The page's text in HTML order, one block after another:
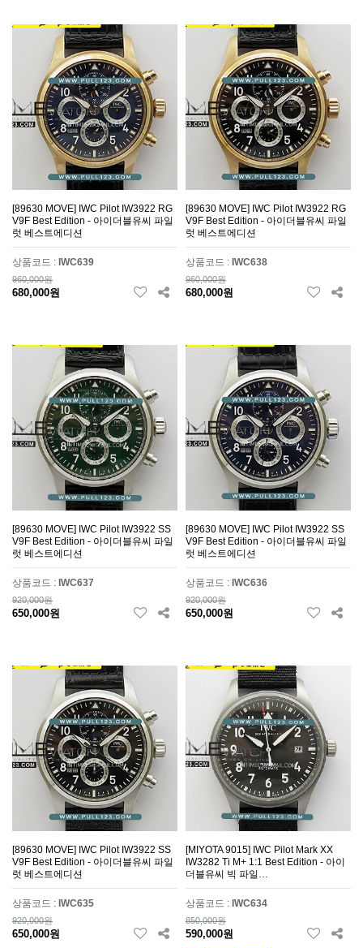
[89630 MOVE] IWC Pilot IW3922 RG
V9F Best Edition - 아이더블유씨 파일
럿 베스트에디션
상품코드 : IWC639
960,000원
680,000원
[89630 MOVE] IWC Pilot IW3922 RG
V9F Best Edition - 아이더블유씨 파일
럿 베스트에디션
상품코드 : IWC638
960,000원
680,000원
[89630 MOVE] IWC Pilot IW3922 SS
V9F Best Edition - 아이더블유씨 파일
럿 베스트에디션
상품코드 : IWC637
920,000원
650,000원
[89630 MOVE] IWC Pilot IW3922 SS
V9F Best Edition - 아이더블유씨 파일
럿 베스트에디션
상품코드 : IWC636
920,000원
650,000원
[89630 MOVE] IWC Pilot IW3922 SS
V9F Best Edition - 아이더블유씨 파일
럿 베스트에디션
상품코드 : IWC635
920,000원
650,000원
[MIYOTA 9015] IWC Pilot Mark XX
IW3282 Ti M+ 1:1 Best Edition - 아이
더블유씨 빅 파일…
상품코드 : IWC634
850,000원
590,000원